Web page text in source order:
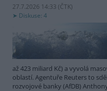
27.7.2026 14:33 (ČTK)
Diskuse: 4
až 423 miliard Kč) a vyvolá
oblastí. Agentuře Reuters to
rozvojové banky (AfDB)